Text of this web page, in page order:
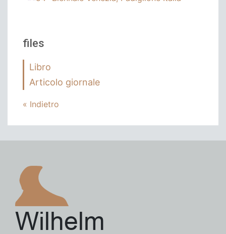
files
Libro
Articolo giornale
« Indietro
Wilhelm